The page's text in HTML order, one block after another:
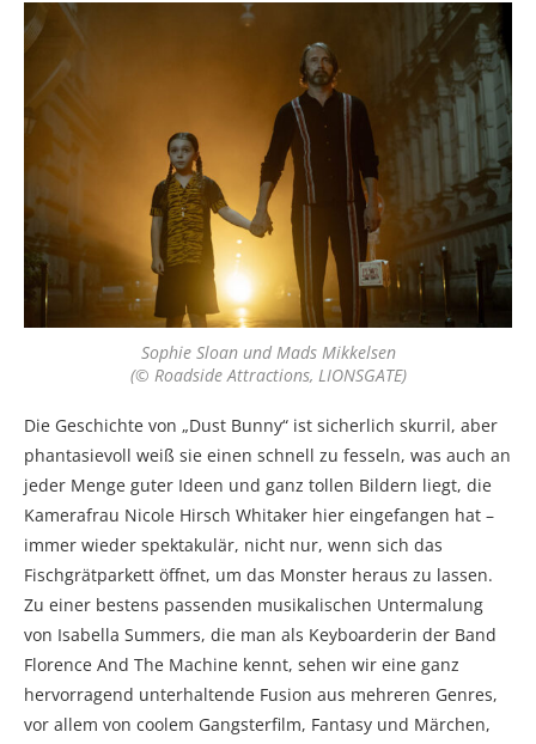
Sophie Sloan und Mads Mikkelsen
(© Roadside Attractions, LIONSGATE)
Die Geschichte von „Dust Bunny“ ist sicherlich skurril, aber
phantasievoll weiß sie einen schnell zu fesseln, was auch an
jeder Menge guter Ideen und ganz tollen Bildern liegt, die
Kamerafrau Nicole Hirsch Whitaker hier eingefangen hat –
immer wieder spektakulär, nicht nur, wenn sich das
Fischgrätparkett öffnet, um das Monster heraus zu lassen.
Zu einer bestens passenden musikalischen Untermalung
von Isabella Summers, die man als Keyboarderin der Band
Florence And The Machine kennt, sehen wir eine ganz
hervorragend unterhaltende Fusion aus mehreren Genres,
vor allem von coolem Gangsterfilm, Fantasy und Märchen,